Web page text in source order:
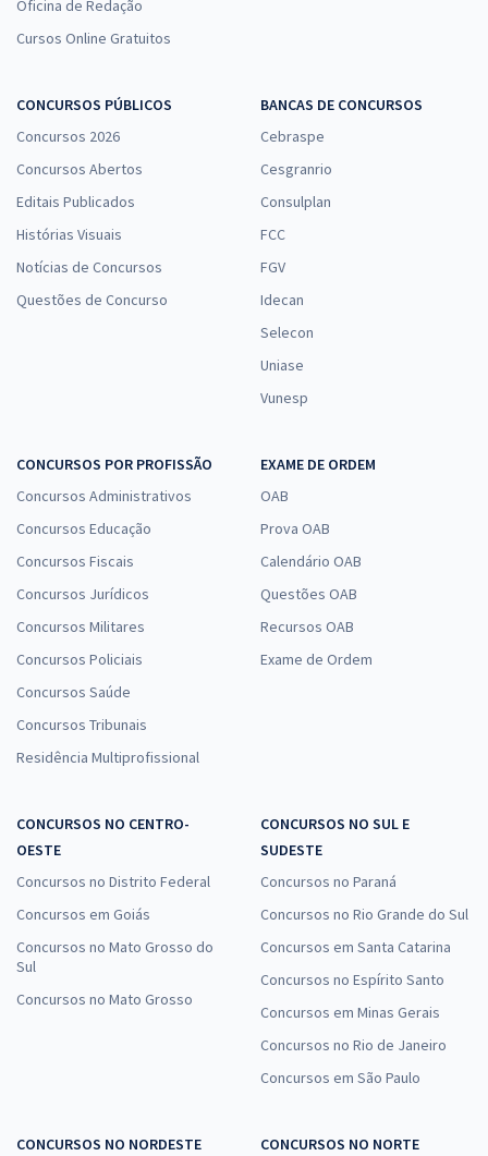
Oficina de Redação
Cursos Online Gratuitos
CONCURSOS PÚBLICOS
Concursos 2026
Concursos Abertos
Editais Publicados
Histórias Visuais
Notícias de Concursos
Questões de Concurso
BANCAS DE CONCURSOS
Cebraspe
Cesgranrio
Consulplan
FCC
FGV
Idecan
Selecon
Uniase
Vunesp
CONCURSOS POR PROFISSÃO
Concursos Administrativos
Concursos Educação
Concursos Fiscais
Concursos Jurídicos
Concursos Militares
Concursos Policiais
Concursos Saúde
Concursos Tribunais
Residência Multiprofissional
EXAME DE ORDEM
OAB
Prova OAB
Calendário OAB
Questões OAB
Recursos OAB
Exame de Ordem
CONCURSOS NO CENTRO-
OESTE
Concursos no Distrito Federal
Concursos em Goiás
Concursos no Mato Grosso do
Sul
Concursos no Mato Grosso
CONCURSOS NO SUL E
SUDESTE
Concursos no Paraná
Concursos no Rio Grande do Sul
Concursos em Santa Catarina
Concursos no Espírito Santo
Concursos em Minas Gerais
Concursos no Rio de Janeiro
Concursos em São Paulo
CONCURSOS NO NORDESTE
CONCURSOS NO NORTE